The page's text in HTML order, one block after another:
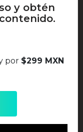
y obtén
por $299 MXN